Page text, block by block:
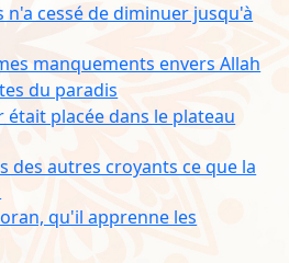
n'a cessé de diminuer jusqu'à
manquements envers Allah
du paradis
était placée dans le plateau
des autres croyants ce que la
qu'il apprenne les